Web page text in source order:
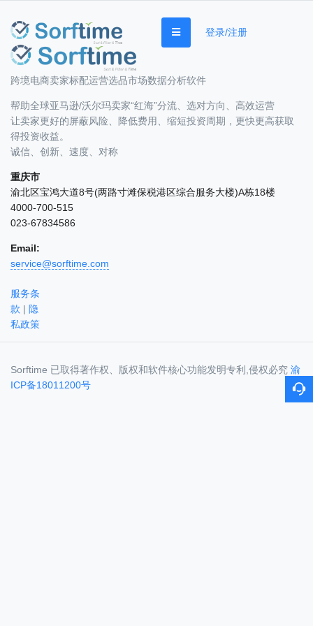
登录/注册
跨境电商卖家标配运营选品市场数据分析软件
帮助全球亚马逊/沃尔玛卖家“红海”分流、选对方向、高效运营
让卖家更好的屏蔽风险、降低费用、缩短投资周期，更快更高获取
得投资收益。
诚信、创新、速度、对称
重庆市
渝北区宝鸿大道8号(两路寸滩保税港区综合服务大楼)A栋18楼
4000-700-515
023-67834586
Email:
service@sorftime.com
服务条
款 | 隐
私政策
Sorftime 已取得著作权、版权和软件核心功能发明专利,侵权必究 渝
ICP备18011200号